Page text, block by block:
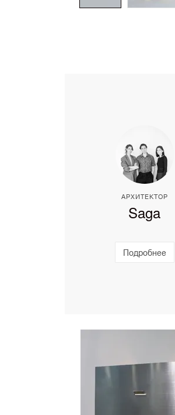
АРХИТЕКТОР
Saga
Подробнее